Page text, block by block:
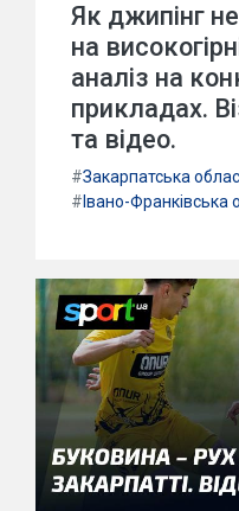
Як джипінг
на
аналіз на
прикладах.
та відео.
#Закарпатська
# Івано-Франківська